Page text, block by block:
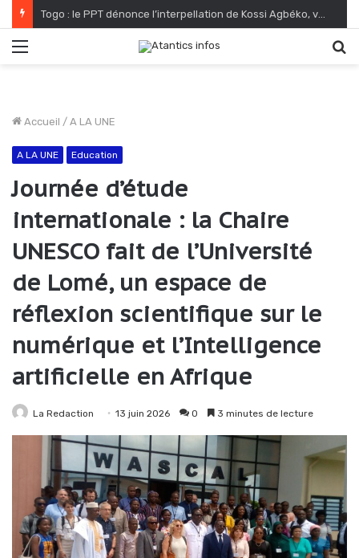
Togo : le PPT dénonce l’interpellation de Kossi Agbéko, vendeur de journaux à Lomé
Accueil / A LA UNE
A LA UNE Education
Journée d’étude
internationale : la Chaire
UNESCO fait de l’Université
de Lomé, un espace de
réflexion scientifique sur le
numérique et l’Intelligence
artificielle en Afrique
La Redaction 13 juin 2026 0 3 minutes de lecture